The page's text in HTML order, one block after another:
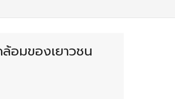
อมของเยาวชน